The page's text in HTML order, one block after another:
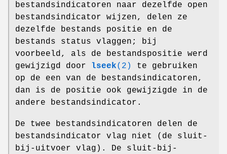
bestandsindicatoren naar dezelfde open
bestandsindicator wijzen, delen ze
dezelfde bestands positie en de
bestands status vlaggen; bij
voorbeeld, als de bestandspositie werd
gewijzigd door
lseek(2)
te gebruiken
op de een van de bestandsindicatoren,
dan is de positie ook gewijzigde in de
andere bestandsindicator.
De twee bestandsindicatoren delen de
bestandsindicator vlag niet (de sluit-
bij-uitvoer vlag). De sluit-bij-